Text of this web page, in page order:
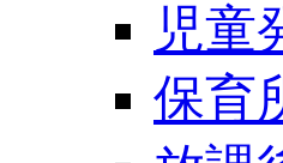
児童
保育